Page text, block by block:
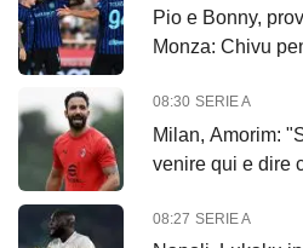
Pio e Bonny,
Monza: Chivu
08:30 SERIE A
Milan, Amorim:
venire qui e dire
08:27 SERIE A